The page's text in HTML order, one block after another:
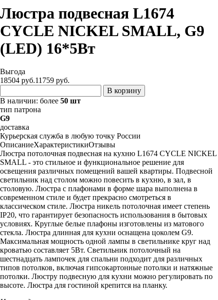
Люстра подвесная L1674
CYCLE NICKEL SMALL, G9
(LED) 16*5Вт
Выгода
18504 руб.11759 руб.
В корзину
В наличии: более 50 шт
тип патрона
G9
доставка
Курьерская служба в любую точку России
ОписаниеХарактеристикиОтзывы
Люстра потолочная подвесная на кухню L1674 CYCLE NICKEL
SMALL - это стильное и функциональное решение для
освещения различных помещений вашей квартиры. Подвесной
светильник над столом можно повесить в кухню, в зал, в
столовую. Люстра с плафонами в форме шара выполнена в
современном стиле и будет прекрасно смотреться в
классическом стиле. Люстра никель потолочная имеет степень
IP20, что гарантирует безопасность использования в бытовых
условиях. Круглые белые плафоны изготовлены из матового
стекла. Люстра длинная для кухни оснащена цоколем G9.
Максимальная мощность одной лампы в светильнике круг над
кроватью составляет 5Вт. Светильник потолочный на
шестнадцать лампочек для спальни подходит для различных
типов потолков, включая гипсокартонные потолки и натяжные
потолки. Люстру подвесную для кухни можно регулировать по
высоте. Люстра для гостиной крепится на планку.